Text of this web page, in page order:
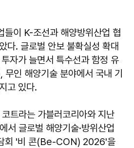
들이 K-조선과 해양방위산업 협
다. 글로벌 안보 불확실성 확대
자가 늘면서 특수선과 함정 유
무인 해양기술 분야에서 국내 기
고 있다.
트라는 가블러코리아와 지난
서 글로벌 해양기술·방위산업
회 '비 콘(Be-CON) 2026'을